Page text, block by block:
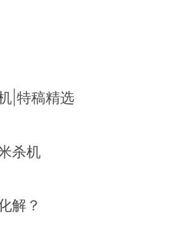
|特稿精选
杀机
解？